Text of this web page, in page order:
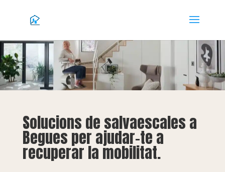
Solucions de salvaescales a
Begues per ajudar-te a
recuperar la mobilitat.